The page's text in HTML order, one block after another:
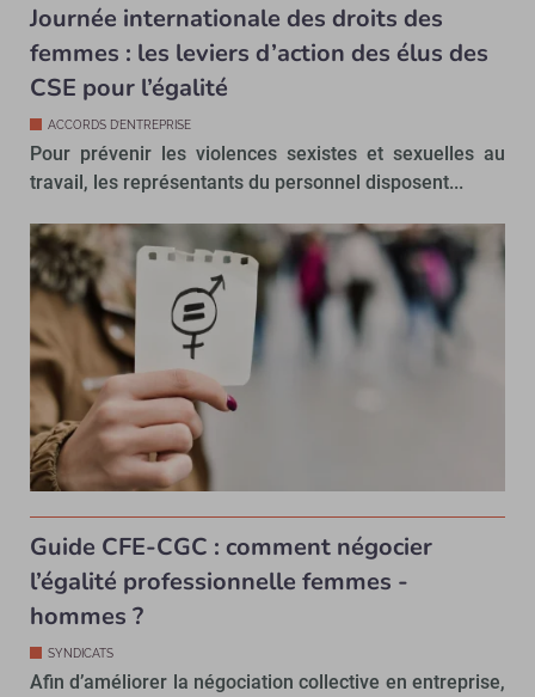
Journée internationale des droits des
femmes : les leviers d’action des élus des
CSE pour l’égalité
ACCORDS D’ENTREPRISE
Pour prévenir les violences sexistes et sexuelles au
travail, les représentants du personnel disposent...
Guide CFE-CGC : comment négocier
l’égalité professionnelle femmes -
hommes ?
SYNDICATS
Afin d’améliorer la négociation collective en entreprise,